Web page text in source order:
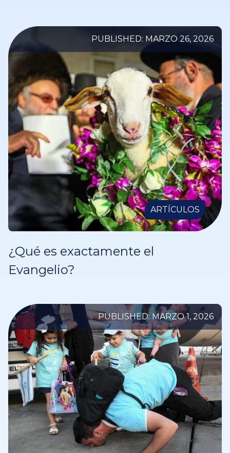
PUBLISHED: MARZO 26, 2026
ARTÍCULOS
¿Qué es exactamente el
Evangelio?
PUBLISHED: MARZO 1, 2026